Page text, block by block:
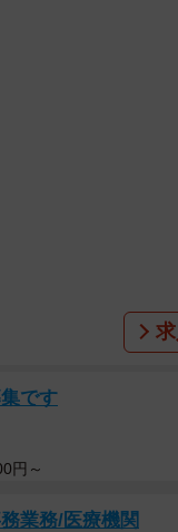
動物医療と飼い主
る人や仕組みの少
です
円～
業務/医療機関